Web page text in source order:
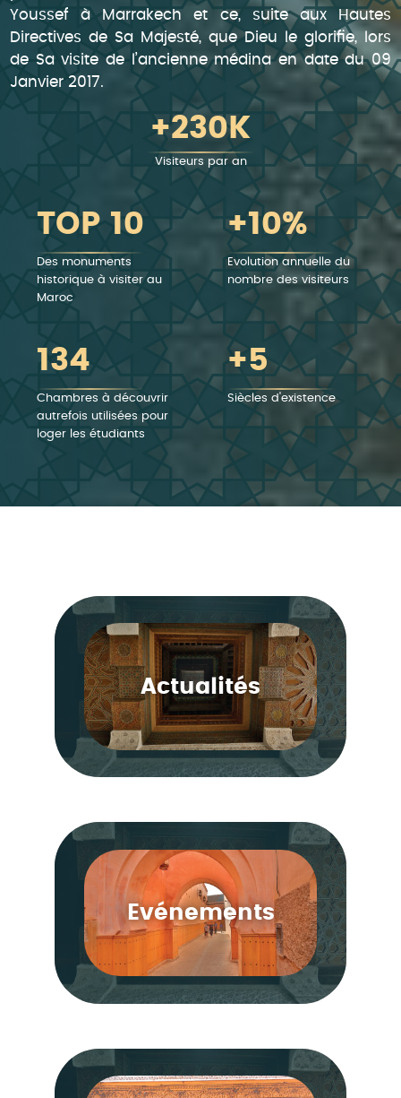
Youssef à Marrakech et ce, suite aux Hautes
Directives de Sa Majesté, que Dieu le glorifie, lors
de Sa visite de l’ancienne médina en date du 09
Janvier 2017.
+230K
Visiteurs par an
TOP 10
Des monuments
historique à visiter au
Maroc
+10%
Evolution annuelle du
nombre des visiteurs
134
Chambres à découvrir
autrefois utilisées pour
loger les étudiants
+5
Siècles d'existence
Actualités
Evénements